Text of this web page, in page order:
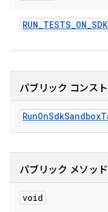
RUN_TESTS_ON_SDK
パブリック コンス
RunOnSdkSandbox
パブリック メソッド
void